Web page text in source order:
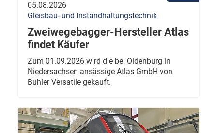
05.08.2026
Gleisbau- und Instandhaltungstechnik
Zweiwegebagger-Hersteller Atlas
findet Käufer
Zum 01.09.2026 wird die bei Oldenburg in
Niedersachsen ansässige Atlas GmbH von
Buhler Versatile gekauft.